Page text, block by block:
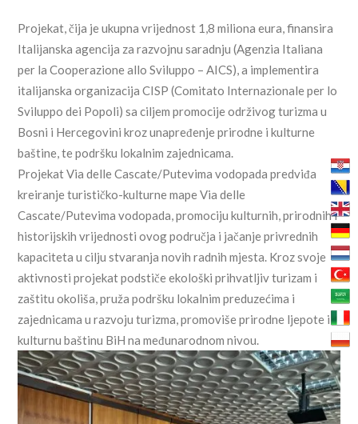
Projekat, čija je ukupna vrijednost 1,8 miliona eura, finansira
Italijanska agencija za razvojnu saradnju (Agenzia Italiana
per la Cooperazione allo Sviluppo – AICS), a implementira
italijanska organizacija CISP (Comitato Internazionale per lo
Sviluppo dei Popoli) sa ciljem promocije održivog turizma u
Bosni i Hercegovini kroz unapređenje prirodne i kulturne
baštine, te podršku lokalnim zajednicama.
Projekat Via delle Cascate/Putevima vodopada predviđa
kreiranje turističko-kulturne mape Via delle
Cascate/Putevima vodopada, promociju kulturnih, prirodnih i
historijskih vrijednosti ovog područja i jačanje privrednih
kapaciteta u cilju stvaranja novih radnih mjesta. Kroz svoje
aktivnosti projekat podstiče ekološki prihvatljiv turizam i
zaštitu okoliša, pruža podršku lokalnim preduzećima i
zajednicama u razvoju turizma, promoviše prirodne ljepote i
kulturnu baštinu BiH na međunarodnom nivou.